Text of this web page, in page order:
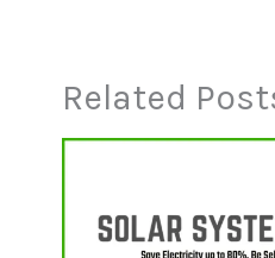
Related